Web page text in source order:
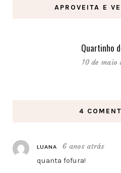
APROVEITA E
Quartinho
10 de maio
4
LUANA
6 anos atrás
quanta fofura!